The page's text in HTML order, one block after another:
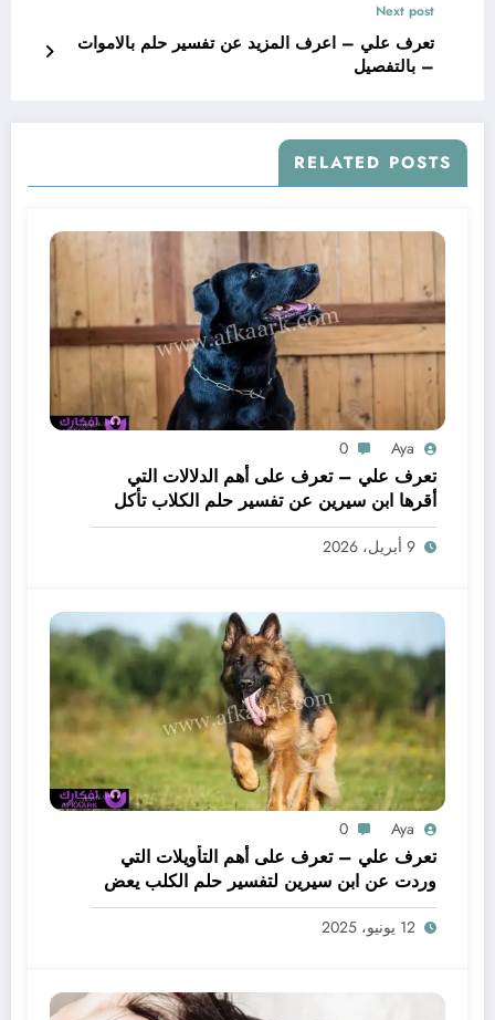
Next post
تعرف علي – اعرف المزيد عن تفسير حلم بالاموات
– بالتفصيل
RELATED POSTS
Aya
0
تعرف علي – تعرف على أهم الدلالات التي
أقرها ابن سيرين عن تفسير حلم الكلاب تأكل
لحم – بالتفصيل
9 أبريل، 2026
Aya
0
تعرف علي – تعرف على أهم التأويلات التي
وردت عن ابن سيرين لتفسير حلم الكلب يعض
يدي – بالتفصيل
12 يونيو، 2025